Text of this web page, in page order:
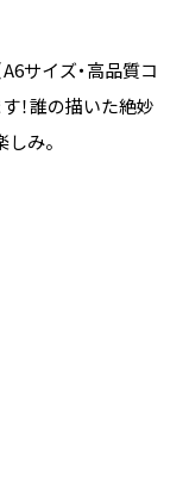
サイズ・高品質コ
！誰の描いた絶妙
み。